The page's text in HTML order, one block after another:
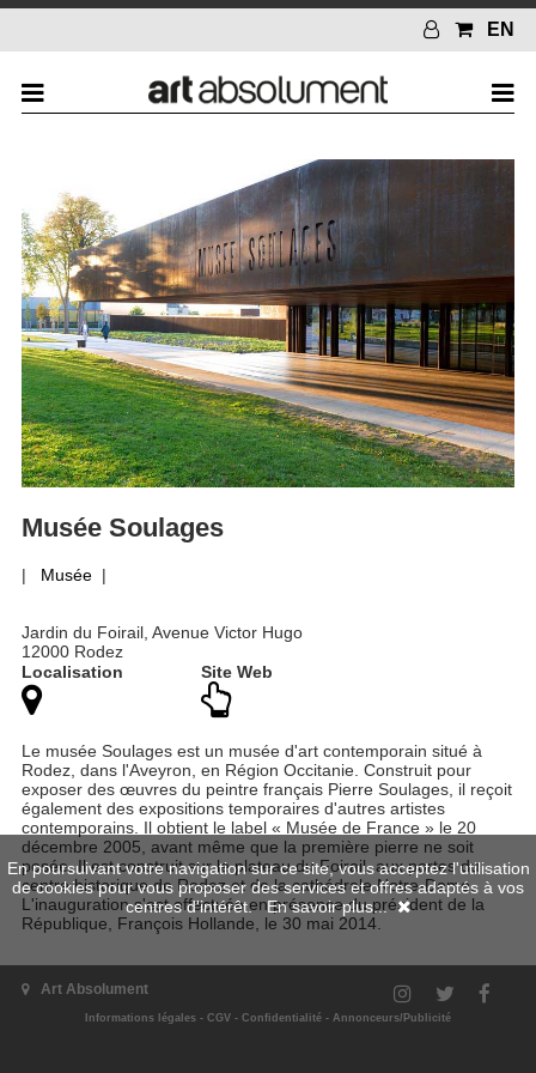
EN
Musée Soulages
| Musée|
Jardin du Foirail, Avenue Victor Hugo
12000 Rodez
Localisation
Site Web
Le musée Soulages est un musée d'art contemporain situé à
Rodez, dans l'Aveyron, en Région Occitanie. Construit pour
exposer des œuvres du peintre français Pierre Soulages, il reçoit
également des expositions temporaires d'autres artistes
contemporains. Il obtient le label « Musée de France » le 20
décembre 2005, avant même que la première pierre ne soit
posée. Il est construit sur le plateau du Foirail, aux portes du
centre historique de Rodez et de la cathédrale Notre-Dame.
L'inauguration s'est effectuée en présence du président de la
République, François Hollande, le 30 mai 2014.
Art Absolument
Informations légales - CGV - Confidentialité - Annonceurs/Publicité
En poursuivant votre navigation sur ce site, vous acceptez l'utilisation
de cookies pour vous proposer des services et offres adaptés à vos
centres d'intérêt.En savoir plus...